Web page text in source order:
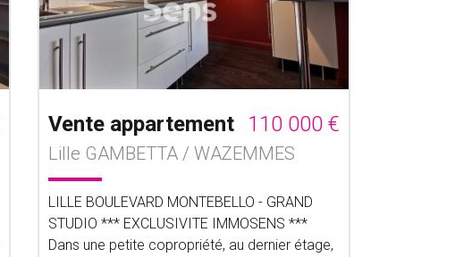
Vente appartement 110 000 €
Lille GAMBETTA / WAZEMMES
LILLE BOULEVARD MONTEBELLO - GRAND
STUDIO *** EXCLUSIVITE IMMOSENS ***
Dans une petite copropriété, au dernier étage,